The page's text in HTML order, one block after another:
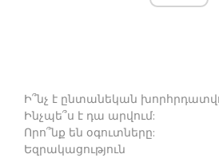
Ի՞նչ է ընտանեկան
Ինչպե՞ս է դա արվում:
Որո՞նք են օգուտները:
Եզրակացություն